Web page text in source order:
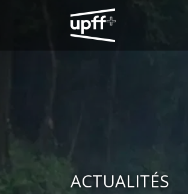
ACTUALITÉS